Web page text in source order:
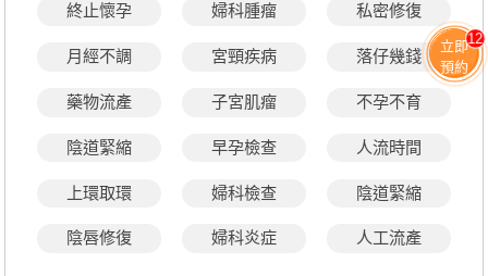
終止懷孕 婦科腫瘤 私密修復
月經不調 宮頸疾病 落仔幾錢
藥物流產 子宮肌瘤 不孕不育
陰道緊縮 早孕檢查 人流時間
上環取環 婦科檢查 陰道緊縮
陰唇修復 婦科炎症 人工流產
立即
預約
12